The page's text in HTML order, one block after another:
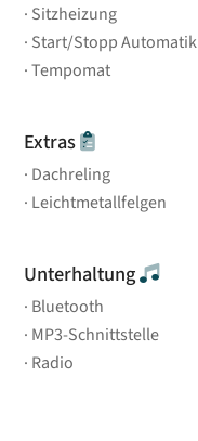
Sitzheizung
Start/Stopp Automatik
Tempomat
Extras
Dachreling
Leichtmetallfelgen
Unterhaltung
Bluetooth
MP3-Schnittstelle
Radio